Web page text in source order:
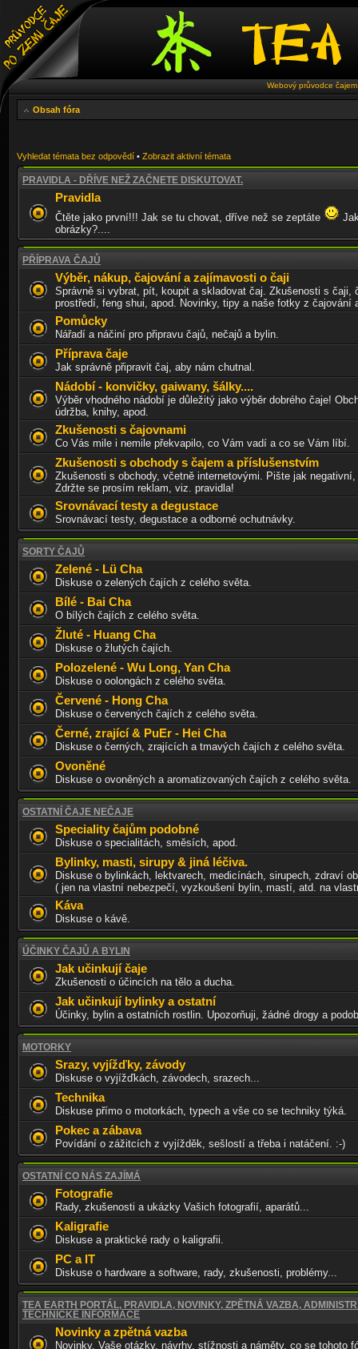
Webový průvodce
Obsah fóra
Vyhledat témata bez odpovědí • Zobrazit aktivní témata
PRAVIDLA - DŘÍVE NEŽ ZAČNETE DISKUTOVAT.
Pravidla
Čtěte jako první!!! Jak se tu chovat, dříve než se zeptáte
obrázky?....
PŘÍPRAVA ČAJŮ
Výběr, nákup, čajování a zajímavosti o čaji
Správně si vybrat, pít, koupit a skladovat čaj. Zkušenosti s čaji,
prostředí, feng shui, apod. Novinky, tipy a naše fotky z čajování
Pomůcky
Nářadí a náčiní pro připravu čajů, nečajů a bylin.
Příprava čaje
Jak správně připravit čaj, aby nám chutnal.
Nádobí - konvičky, gaiwany, šálky....
Výběr vhodného nádobí je důležitý jako výběr dobrého čaje!
údržba, knihy, apod.
Zkušenosti s čajovnami
Co Vás mile i nemile překvapilo, co Vám vadí a co se Vám líbí.
Zkušenosti s obchody s čajem a příslušenstvím
Zkušenosti s obchody, včetně internetovými. Pište jak
Zdržte se prosím reklam, viz. pravidla!
Srovnávací testy a degustace
Srovnávací testy, degustace a odborné ochutnávky.
SORTY ČAJŮ
Zelené - Lü Cha
Diskuse o zelených čajích z celého světa.
Bílé - Bai Cha
O bílých čajích z celého světa.
Žluté - Huang Cha
Diskuse o žlutých čajích.
Polozelené - Wu Long, Yan Cha
Diskuse o oolongách z celého světa.
Červené - Hong Cha
Diskuse o červených čajích z celého světa.
Černé, zrající & PuEr - Hei Cha
Diskuse o černých, zrajících a tmavých čajích z celého světa.
Ovoněné
Diskuse o ovoněných a aromatizovaných čajích z celého světa.
OSTATNÍ ČAJE NEČAJE
Speciality čajům podobné
Diskuse o specialitách, směsích, apod.
Bylinky, masti, sirupy & jiná léčiva.
Diskuse o bylinkách, lektvarech, medicínách, sirupech, zdraví
( jen na vlastní nebezpečí, vyzkoušení bylin, mastí, atd. na
Káva
Diskuse o kávě.
ÚČINKY ČAJŮ A BYLIN
Jak učinkují čaje
Zkušenosti o účincích na tělo a ducha.
Jak učinkují bylinky a ostatní
Účinky, bylin a ostatních rostlin. Upozorňuji, žádné drogy a
MOTORKY
Srazy, vyjížďky, závody
Diskuse o vyjížďkách, závodech, srazech...
Technika
Diskuse přímo o motorkách, typech a vše co se techniky týká.
Pokec a zábava
Povídání o zážitcích z vyjížděk, sešlostí a třeba i natáčení. :-)
OSTATNÍ CO NÁS ZAJÍMÁ
Fotografie
Rady, zkušenosti a ukázky Vašich fotografií, aparátů...
Kaligrafie
Diskuse a praktické rady o kaligrafii.
PC a IT
Diskuse o hardware a software, rady, zkušenosti, problémy...
TEA EARTH PORTÁL, PRAVIDLA, NOVINKY, ZPĚTNÁ VAZBA,
TECHNICKÉ INFORMACE
Novinky a zpětná vazba
Novinky, Vaše otázky, návrhy, stížnosti a náměty, co se tohoto